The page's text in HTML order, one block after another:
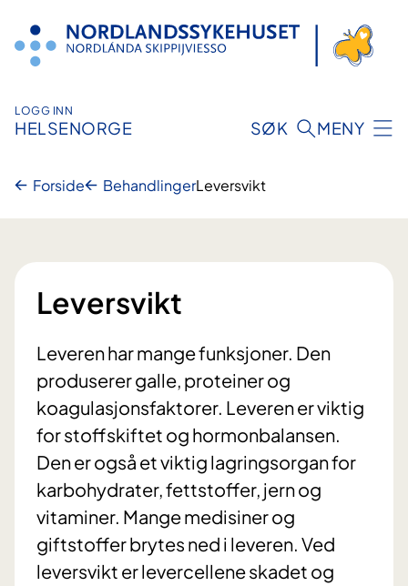
innhold
LOGG INN
HELSENORGE SØK MENY
Forside BehandlingerLeversvikt
Leversvikt
Leveren har mange funksjoner. Den
produserer galle, proteiner og
koagulasjonsfaktorer. Leveren er viktig
for stoffskiftet og hormonbalansen.
Den er også et viktig lagringsorgan for
karbohydrater, fettstoffer, jern og
vitaminer. Mange medisiner og
giftstoffer brytes ned i leveren. Ved
leversvikt er levercellene skadet og